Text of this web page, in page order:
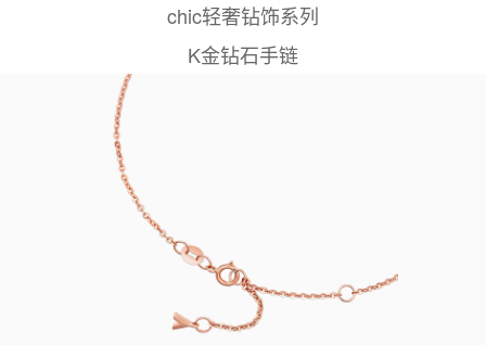
chic轻奢钻饰系列
K金钻石手链